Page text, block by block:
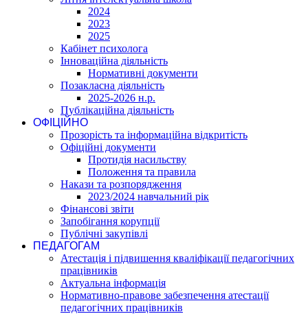
2024
2023
2025
Кабінет психолога
Інноваційна діяльність
Нормативні документи
Позакласна діяльність
2025-2026 н.р.
Публікаційна діяльність
ОФІЦІЙНО
Прозорість та інформаційна відкритість
Офіційні документи
Протидія насильству
Положення та правила
Накази та розпорядження
2023/2024 навчальний рік
Фінансові звіти
Запобігання корупції
Публічні закупівлі
ПЕДАГОГАМ
Атестація і підвишення кваліфікації педагогічних
працівників
Актуальна інформація
Нормативно-правове забезпечення атестації
педагогічних працівників